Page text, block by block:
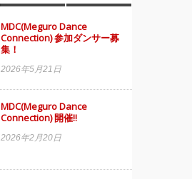
MDC(Meguro Dance
Connection) 参加ダンサー募
集！
2026年5月21日
MDC(Meguro Dance
Connection) 開催!!
2026年2月20日